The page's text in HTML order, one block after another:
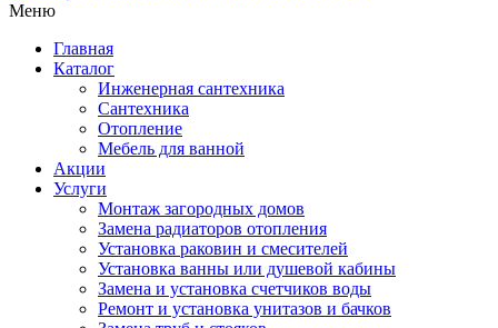
Меню
Главная
Каталог
Инженерная сантехника
Сантехника
Отопление
Мебель для ванной
Акции
Услуги
Монтаж загородных домов
Замена радиаторов отопления
Установка раковин и смесителей
Установка ванны или душевой кабины
Замена и установка счетчиков воды
Ремонт и установка унитазов и бачков